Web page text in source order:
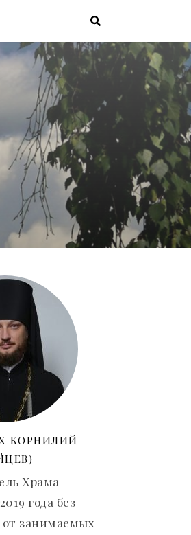
КОРНИЛИЙ
Храма
года без
от занимаемых